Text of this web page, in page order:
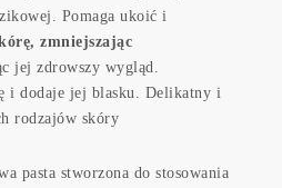
Pomaga ukoić i
zmniejszając
jej zdrowszy wygląd.
i dodaje jej blasku. Delikatny i
rodzajów skóry
pasta stworzona do stosowania